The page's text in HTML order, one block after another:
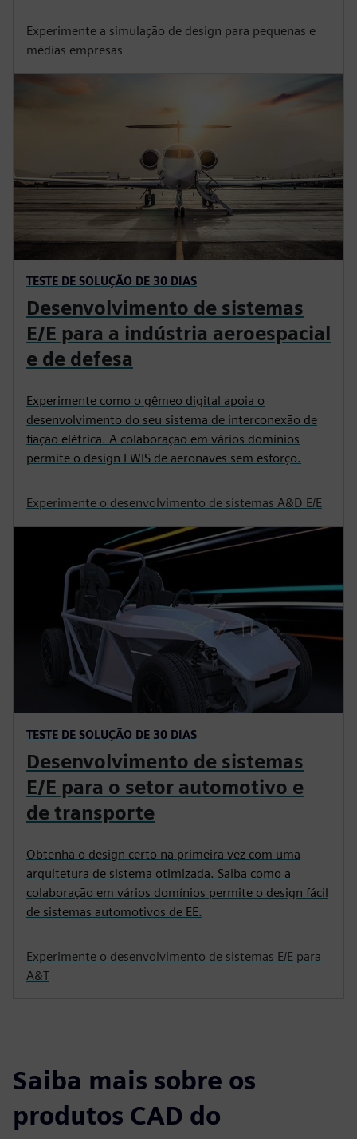
pequenas e médias empresas
Experimente a integração perfeita dos recursos de
movimento de mecanismos.
Experimente a simulação de design para pequenas e
médias empresas
TESTE DE SOLUÇÃO DE 30 DIAS
E/E para a indústria aeroespacial
e de defesa
Experimente como o gêmeo digital apoia o
desenvolvimento do seu sistema de interconexão de
fiação elétrica. A colaboração em vários domínios
permite o design EWIS de aeronaves sem esforço.
Experimente o desenvolvimento de sistemas A&D E/E
TESTE DE SOLUÇÃO DE 30 DIAS
E/E para o setor automotivo e
de transporte
de sistemas automotivos de EE.
Experimente o desenvolvimento de sistemas E/E para